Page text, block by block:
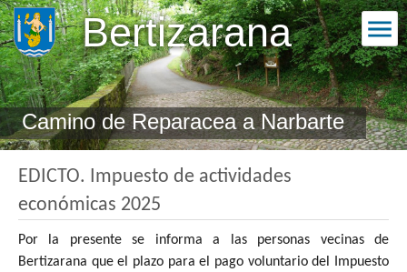
Camino de Reparacea a Narbarte
Bertizarana
EDICTO. Impuesto de actividades
económicas 2025
Por la presente se informa a las personas vecinas de
Bertizarana que el plazo para el pago voluntario del Impuesto